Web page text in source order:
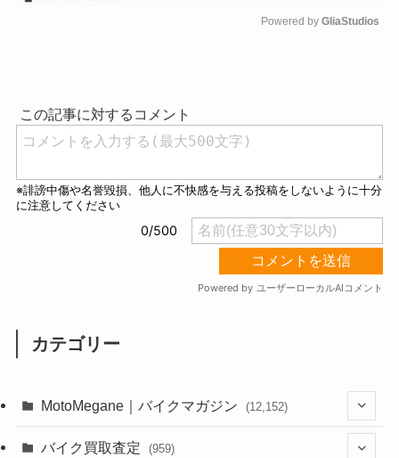
Powered by GliaStudios
カテゴリー
MotoMegane｜バイクマガジン (12,152)
バイク買取査定 (959)